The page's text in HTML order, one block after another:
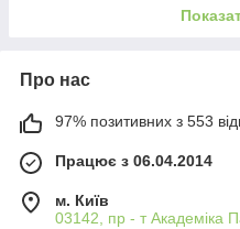
Про нас
97% позитивних з 553
Працює з 06.04.2014
м. Київ
03142, пр - т Академіка